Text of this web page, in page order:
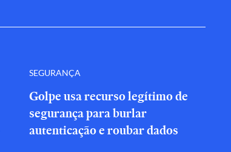
SEGURANÇA
Golpe usa recurso legítimo de
segurança para burlar
autenticação e roubar dados